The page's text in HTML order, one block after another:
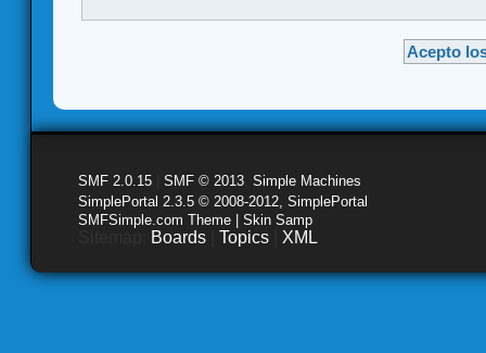
SMF 2.0.15 SMF © 2013 Simple Machines
SimplePortal 2.3.5 © 2008-2012, SimplePortal
SMFSimple.com Theme | Skin Samp
Boards Topics XML